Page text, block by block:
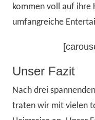
kommen voll auf ihre
umfangreiche
Unser Fazit
Nach drei
traten wir mit vielen